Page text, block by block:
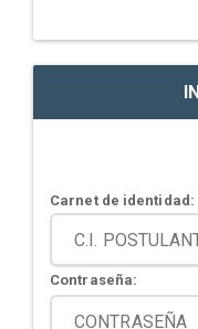
Carnet de identidad:
Contraseña: